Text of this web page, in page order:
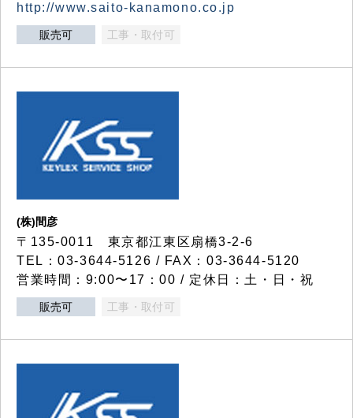
http://www.saito-kanamono.co.jp
販売可 工事・取付可
(株)間彦
〒135-0011 東京都江東区扇橋3-2-6
TEL：03-3644-5126 / FAX：03-3644-5120
営業時間：9:00〜17：00 / 定休日：土・日・祝
販売可 工事・取付可